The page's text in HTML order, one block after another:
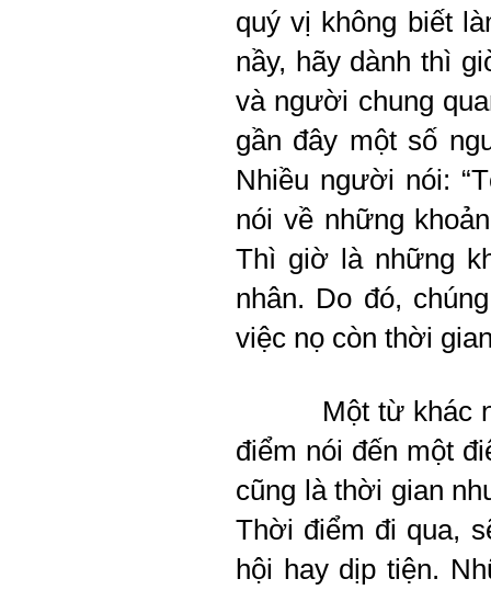
quý vị không biết
nầy, hãy dành thì
và người chung
gần đây một số
Nhiều người nói:
nói về những
Thì giờ là những
nhân. Do đó,
việc nọ còn thời
Một từ khác
điểm nói đến một
cũng là thời gian
Thời điểm đi qua,
hội hay dịp tiện.